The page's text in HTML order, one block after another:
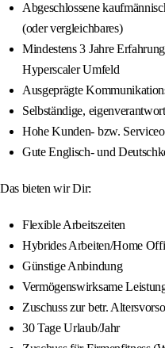
Abgeschlossene
(oder vergleichbares)
Mindestens 3 Jahre
Hyperscaler Umfeld
Ausgeprägte
Selbständige,
Hohe Kunden- bzw.
Gute Englisch- und
Das bieten wir Dir:
Flexible Arbeitszeiten
Hybrides Arbeiten/Home
Günstige Anbindung
Vermögenswirksame
Zuschuss zur betr.
30 Tage Urlaub/Jahr